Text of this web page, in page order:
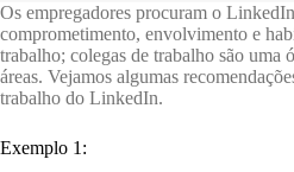
Os empregadores procuram o
comprometimento, envolvimento e
trabalho; colegas de trabalho são uma
áreas. Vejamos algumas
trabalho do LinkedIn.
Exemplo 1: